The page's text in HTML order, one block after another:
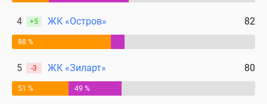
акции
Макс
4 +5 ЖК «Остров» 82
88 %
5 -3 ЖК «Зиларт» 80
51 % 49 %